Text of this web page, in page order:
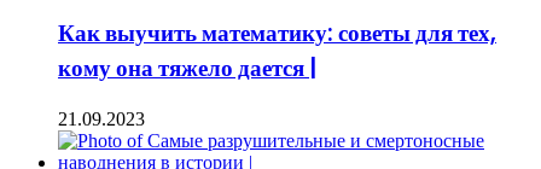
Как выучить математику: советы для тех,
кому она тяжело дается |
21.09.2023